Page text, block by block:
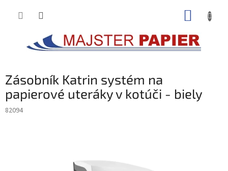
Zásobník Katrin systém na
papierové uteráky v kotúči - biely
82094